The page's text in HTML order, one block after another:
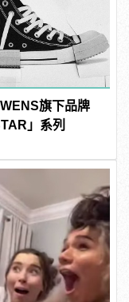
旗下品牌
」系列